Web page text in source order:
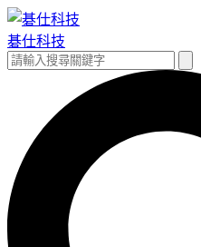
跳
至
主
碁仕科技
搜